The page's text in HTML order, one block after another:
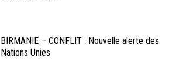
BIRMANIE – CONFLIT : Nouvelle alerte des
Nations Unies